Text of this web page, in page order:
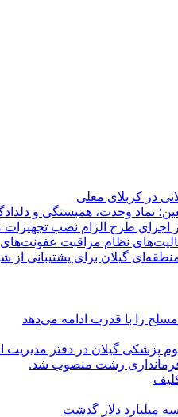
در کربلای معلی
نماد وحدت، همبستگی و
اجرای طرح الزام نصب
نظام مراقبت عفونت‌های
گیلان برای پشتیبانی از
را با قدرت ادامه می‌دهد
گیلان در دفتر مدیریت
رشت منصوب شد.
میلیارد دلار گذشت